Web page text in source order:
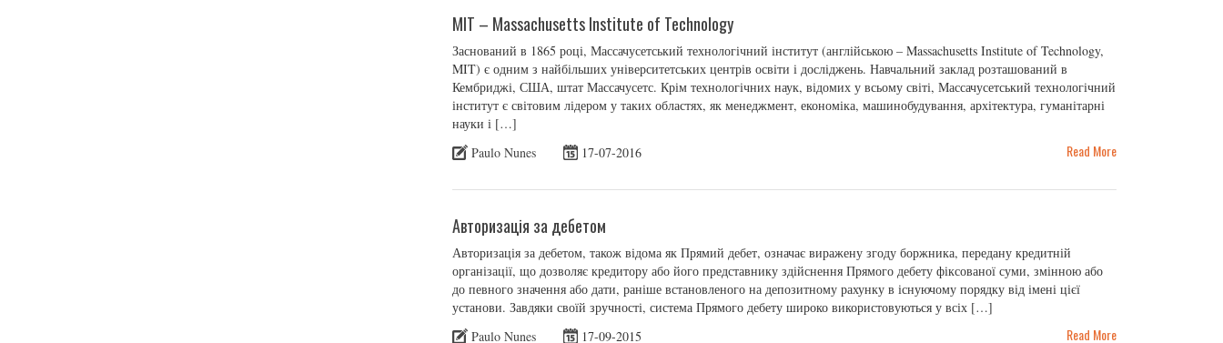
MIT – Massachusetts Institute of Technology
Заснований в 1865 році, Массачусетський технологічний інститут (англійською – Massachusetts Institute of Technology,
MIT) є одним з найбільших університетських центрів освіти і досліджень. Навчальний заклад розташований в
Кембриджі, США, штат Массачусетс. Крім технологічних наук, відомих у всьому світі, Массачусетський технологічний
інститут є світовим лідером у таких областях, як менеджмент, економіка, машинобудування, архітектура, гуманітарні
науки і […]
Paulo Nunes
17-07-2016 Read More
Авторизація за дебетом
Авторизація за дебетом, також відома як Прямий дебет, означає виражену згоду боржника, передану кредитній
організації, що дозволяє кредитору або його представнику здійснення Прямого дебету фіксованої суми, змінною або
до певного значення або дати, раніше встановленого на депозитному рахунку в існуючому порядку від імені цієї
установи. Завдяки своїй зручності, система Прямого дебету широко використовуються у всіх […]
Paulo Nunes
17-09-2015 Read More